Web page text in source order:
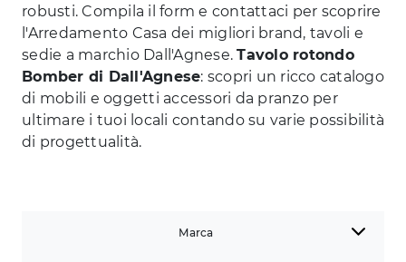
robusti. Compila il form e contattaci per scoprire
l'Arredamento Casa dei migliori brand, tavoli e
sedie a marchio Dall'Agnese.Tavolo rotondo
Bomber di Dall'Agnese: scopri un ricco catalogo
di mobili e oggetti accessori da pranzo per
ultimare i tuoi locali contando su varie possibilità
di progettualità.
Marca